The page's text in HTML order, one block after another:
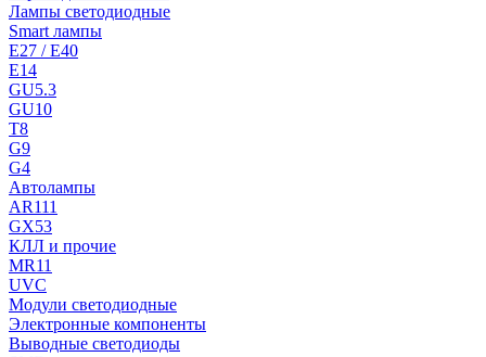
Лампы светодиодные
Smart лампы
E27 / E40
E14
GU5.3
GU10
T8
G9
G4
Автолампы
AR111
GX53
КЛЛ и прочие
MR11
UVC
Модули светодиодные
Электронные компоненты
Выводные светодиоды